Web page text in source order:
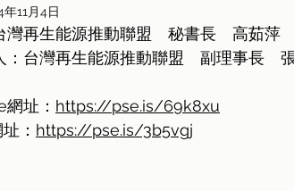
年11月4日
灣再生能源推動聯盟　秘書長　高茹萍
：台灣再生能源推動聯盟　副理事長　
址： https://pse.is/69k8xu
： https://pse.is/3b5vgj